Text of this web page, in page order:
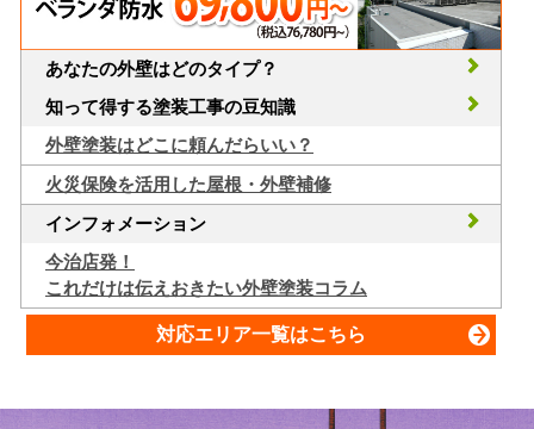
あなたの外壁はどのタイプ？
知って得する塗装工事の豆知識
外壁塗装はどこに頼んだらいい？
火災保険を活用した屋根・外壁補修
インフォメーション
今治店発！
これだけは伝えおきたい外壁塗装コラム
対応エリア一覧はこちら